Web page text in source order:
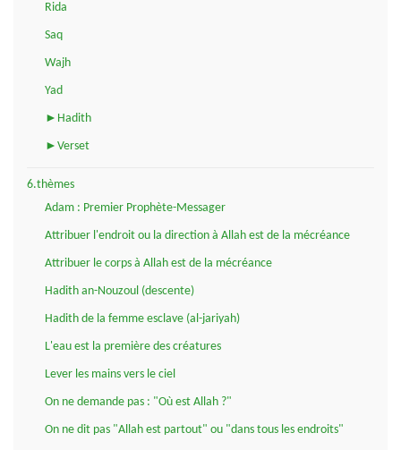
Rida
Saq
Wajh
Yad
►Hadith
►Verset
6.thèmes
Adam : Premier Prophète-Messager
Attribuer l'endroit ou la direction à Allah est de la mécréance
Attribuer le corps à Allah est de la mécréance
Hadith an-Nouzoul (descente)
Hadith de la femme esclave (al-jariyah)
L'eau est la première des créatures
Lever les mains vers le ciel
On ne demande pas : "Où est Allah ?"
On ne dit pas "Allah est partout" ou "dans tous les endroits"